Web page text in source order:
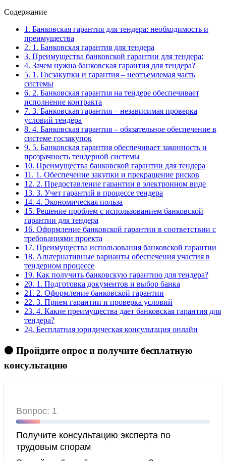
Содержание
1. Банковская гарантия для тендера: необходимость и
преимущества
2. 1. Банковская гарантия для тендера
3. Преимущества банковской гарантии для тендера:
4. Зачем нужна банковская гарантия для тендера?
5. 1. Госзакупки и гарантия – неотъемлемая часть
системы
6. 2. Банковская гарантия на тендере обеспечивает
исполнение контракта
7. 3. Банковская гарантия – независимая проверка
условий тендера
8. 4. Банковская гарантия – обязательное обеспечение в
системе госзакупок
9. 5. Банковская гарантия обеспечивает законность и
прозрачность тендерной системы
10. Преимущества банковской гарантии для тендера
11. 1. Обеспечение закупки и прекращение рисков
12. 2. Предоставление гарантии в электронном виде
13. 3. Учет гарантий в процессе тендера
14. 4. Экономическая польза
15. Решение проблем с использованием банковской
гарантии для тендера
16. Оформление банковской гарантии в соответствии с
требованиями проекта
17. Преимущества использования банковской гарантии
18. Альтернативные варианты обеспечения участия в
тендерном процессе
19. Как получить банковскую гарантию для тендера?
20. 1. Подготовка документов и выбор банка
21. 2. Оформление банковской гарантии
22. 3. Прием гарантии и проверка условий
23. 4. Какие преимущества дает банковская гарантия для
тендера?
24. Бесплатная юридическая консультация онлайн
🟠 Пройдите опрос и получите бесплатную
консультацию